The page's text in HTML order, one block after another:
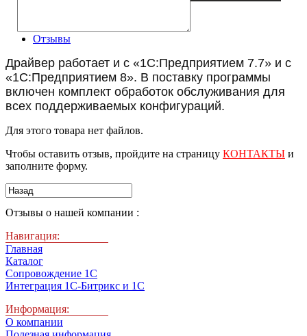
Отзывы
Драйвер работает и с «1С:Предприятием 7.7» и с
«1С:Предприятием 8». В поставку программы
включен комплект обработок обслуживания для
всех поддерживаемых конфигураций.
Для этого товара нет файлов.
Чтобы оставить отзыв, пройдите на страницу КОНТАКТЫ и
заполните форму.
Отзывы о нашей компании :
Навигация:
Главная
Каталог
Сопровождение 1С
Интеграция 1С-Битрикс и 1С
Информация:
О компании